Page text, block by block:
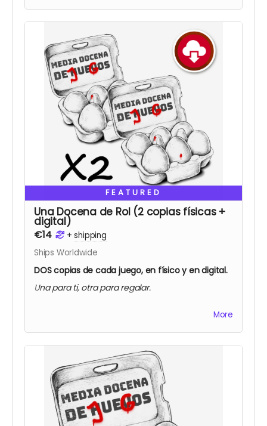
CRYPTID HEIST
BRAINLESS
VUELTA AL RECREO
FEATURED
Una Docena de Rol (2 copias físicas +
digital)
€14 +shipping
Ships Worldwide
DOS copias de cada juego, en físico y en digital.
Una para ti, otra para regalar.
2x DUNGEON ESCAPE
2x CRYPTID HEIST
2x BRAINLESS
2x VUELTA AL RECREO
More